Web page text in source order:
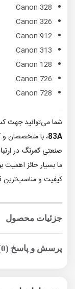
Canon 328
Canon 326
Canon 912
Canon 313
Canon 128
Canon 726
Canon 728
شما می‌توانید جهت
83A، با متخصصان و
صنعتیکمرنگ در
ما بسیار حائز اهمیت
کیفیت و مناسب‌ترین
جزئیات محصول
پرسش و پاسخ (0)